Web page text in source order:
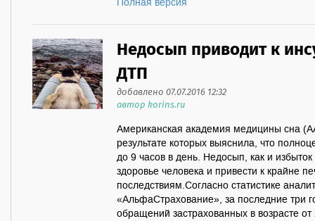
Полная версия
Недосып приводит к
ДТП
добавлено 07.07.2016 12:32
автор korins.ru
Американская академия медицины сна
результате которых выяснила, что
до 9 часов в день. Недосып, как и
здоровье человека и привести к крайне
последствиям.Согласно статистике
«АльфаСтрахование», за последние три
обращений застрахованных в возрасте